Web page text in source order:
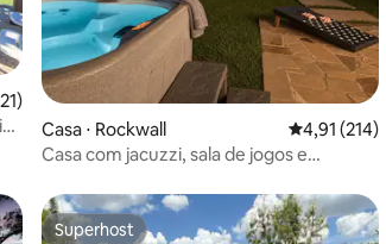
avaliação média de 5, 221 avaliações
Casa ⋅ Rockwall 4,91 de
4,91 (214)
Casa com jacuzzi, sala de jogos e
Superhost
Superhost